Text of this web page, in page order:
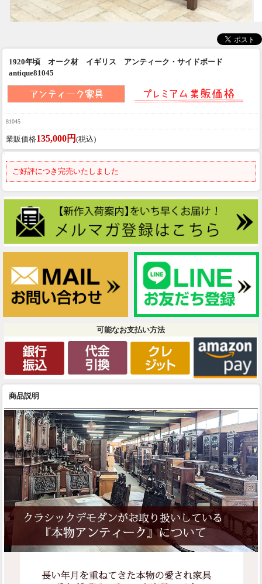
1920年頃 オーク材 イギリス アンティーク・サイドボード
antique81045
81045
業販価格135,000円 (税込)
ご好評につき完売いたしました
可能なお支払い方法
商品説明